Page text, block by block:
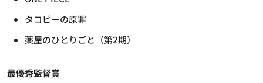
タコピーの原罪
薬屋のひとりごと（第2期）
最優秀監督賞